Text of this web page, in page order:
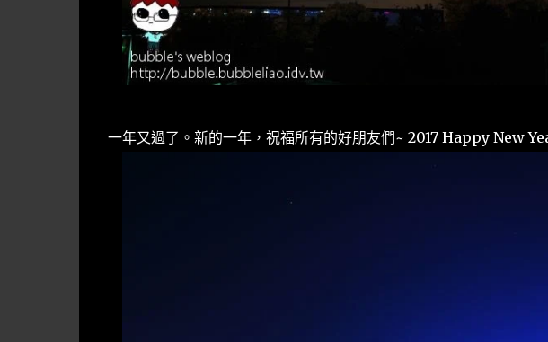
一年又過了。新的一年，祝福所有的好朋友們~ 2017 Happy New